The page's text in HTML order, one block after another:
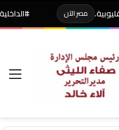
مصر الآن #الداخلية: ضبط